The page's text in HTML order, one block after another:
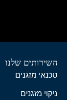
השירותים שלנו
טכנאי מזגנים
ניקוי מזגנים